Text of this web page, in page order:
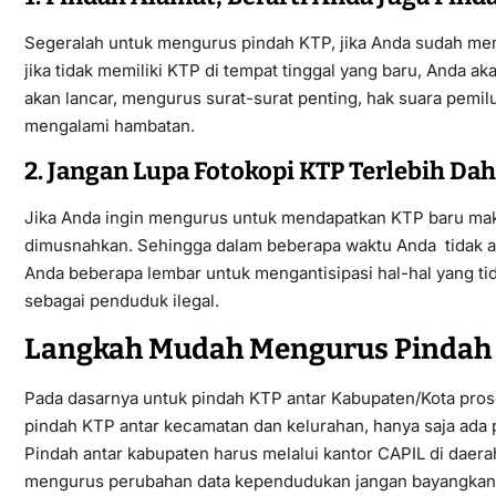
Segeralah untuk mengurus pindah KTP, jika Anda sudah
jika tidak memiliki KTP di tempat tinggal yang baru, Anda
akan lancar, mengurus surat-surat penting, hak suara
mengalami hambatan.
2. Jangan Lupa Fotokopi KTP Terlebih
Jika Anda ingin mengurus untuk mendapatkan KTP baru
dimusnahkan. Sehingga dalam beberapa waktu Anda tidak
Anda beberapa lembar untuk mengantisipasi hal-hal yang
sebagai penduduk ilegal.
Langkah Mudah Mengurus Pindah
Pada dasarnya untuk pindah KTP antar Kabupaten/Kota
pindah KTP antar kecamatan dan kelurahan, hanya saja
Pindah antar kabupaten harus melalui kantor CAPIL di
mengurus perubahan data kependudukan jangan